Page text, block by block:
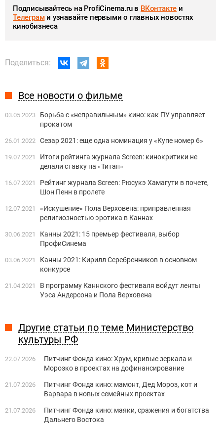
Подписывайтесь на ProfiCinema.ru в ВКонтакте и
Телеграми узнавайте первыми о главных новостях
кинобизнеса
Поделиться:
Все новости о фильме
03.05.2023
Борьба с «неправильным» кино: как ПУ управляет
прокатом
26.01.2022 Сезар 2021: еще одна номинация у «Купе номер 6»
19.07.2021
Итоги рейтинга журнала Screen: кинокритики не
делали ставку на «Титан»
16.07.2021
Рейтинг журнала Screen: Рюсукэ Хамагути в почете,
Шон Пенн в пролете
12.07.2021
«Искушение» Пола Верховена: приправленная
религиозностью эротика в Каннах
30.06.2021
Канны 2021: 15 премьер фестиваля, выбор
ПрофиСинема
03.06.2021
Канны 2021: Кирилл Серебренников в основном
конкурсе
21.04.2021
В программу Каннского фестиваля войдут ленты
Уэса Андерсона и Пола Верховена
Другие статьи по теме Министерство
культуры РФ
22.07.2026
Питчинг Фонда кино: Хрум, кривые зеркала и
Морозко в проектах на дофинансирование
21.07.2026
Питчинг Фонда кино: мамонт, Дед Мороз, кот и
Варвара в новых семейных проектах
21.07.2026
Питчинг Фонда кино: маяки, сражения и богатства
Дальнего Востока